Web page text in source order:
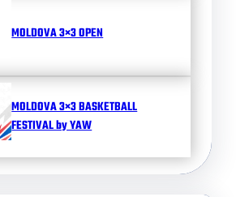
MOLDOVA 3×3 OPEN
MOLDOVA 3×3 BASKETBALL
FESTIVAL by YAW